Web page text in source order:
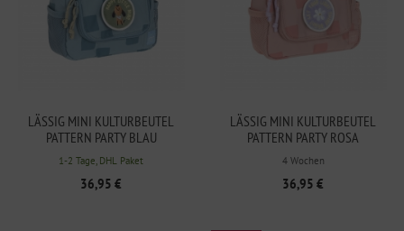
LÄSSIG MINI KULTURBEUTEL
PATTERN PARTY BLAU
1-2 Tage, DHL Paket
36,95 €
LÄSSIG MINI KULTURBEUTEL
PATTERN PARTY ROSA
4 Wochen
36,95 €